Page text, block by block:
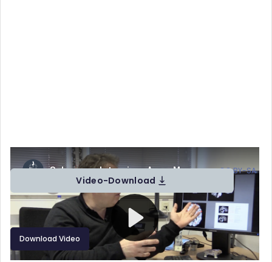
Schmerz__Interview_Arne_May von Prof. Dr. Jürgen Lorenz, Hannah
Ramic, Jakob Kopczynski (CC BY-SA)
Video-Download
Download Video